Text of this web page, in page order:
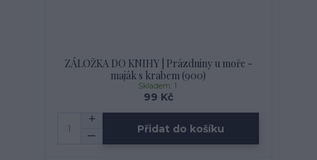
ZÁLOŽKA DO KNIHY | Prázdniny u moře -
maják s krabem (900)
99 Kč
Skladem: 1
Přidat do košíku